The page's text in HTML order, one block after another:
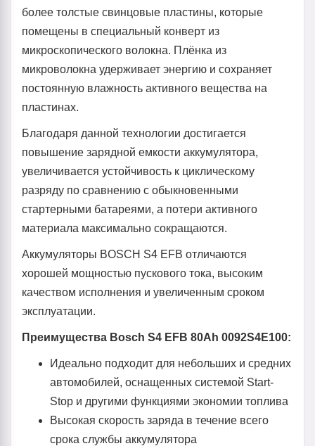
более толстые свинцовые пластины, которые
помещены в специальный конверт из
микроскопического волокна. Плёнка из
микроволокна удерживает энергию и сохраняет
постоянную влажность активного вещества на
пластинах.
Благодаря данной технологии достигается
повышение зарядной емкости аккумулятора,
увеличивается устойчивость к циклическому
разряду по сравнению с обыкновенными
стартерными батареями, а потери активного
материала максимально сокращаются.
Аккумуляторы BOSCH S4 EFB отличаются
хорошей мощностью пускового тока, высоким
качеством исполнения и увеличенным сроком
эксплуатации.
Преимущества Bosch S4 EFB 80Ah 0092S4E100:
Идеально подходит для небольших и средних
автомобилей, оснащенных системой Start-
Stop и другими функциями экономии топлива
Высокая скорость заряда в течение всего
срока службы аккумулятора